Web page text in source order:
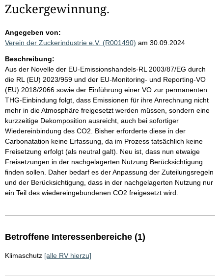
Zuckergewinnung.
Angegeben von:
Verein der Zuckerindustrie e.V. (R001490) am 30.09.2024
Beschreibung:
Aus der Novelle der EU-Emissionshandels-RL 2003/87/EG durch
die RL (EU) 2023/959 und der EU-Monitoring- und Reporting-VO
(EU) 2018/2066 sowie der Einführung einer VO zur permanenten
THG-Einbindung folgt, dass Emissionen für ihre Anrechnung nicht
mehr in die Atmosphäre freigesetzt werden müssen, sondern eine
kurzzeitige Dekomposition ausreicht, auch bei sofortiger
Wiedereinbindung des CO2. Bisher erforderte diese in der
Carbonatation keine Erfassung, da im Prozess tatsächlich keine
Freisetzung erfolgt (als neutral galt). Neu ist, dass nun etwaige
Freisetzungen in der nachgelagerten Nutzung Berücksichtigung
finden sollen. Daher bedarf es der Anpassung der Zuteilungsregeln
und der Berücksichtigung, dass in der nachgelagerten Nutzung nur
ein Teil des wiedereingebundenen CO2 freigesetzt wird.
Betroffene Interessenbereiche (1)
Klimaschutz [alle RV hierzu]